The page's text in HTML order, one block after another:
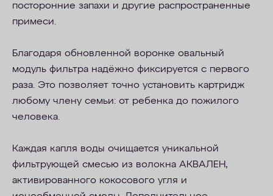
посторонние запахи и другие распространенные
примеси.
Благодаря обновленной воронке овальный
модуль фильтра надёжно фиксируется с первого
раза. Это позволяет точно установить картридж
любому члену семьи: от ребенка до пожилого
человека.
Каждая капля воды очищается уникальной
фильтрующей смесью из волокна АКВАЛЕН,
активированного кокосового угля и